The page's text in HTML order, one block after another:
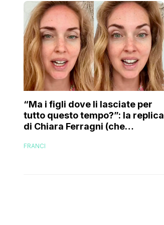
“Ma i figli dove li lasciate per
tutto questo tempo?”: la replica
di Chiara Ferragni (che
essere ingrassata)
FRANCI